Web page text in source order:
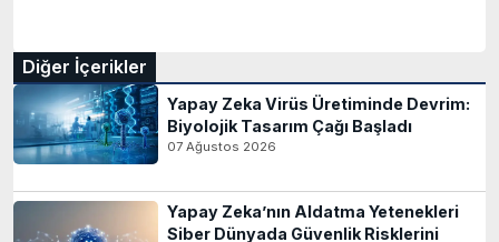
Diğer İçerikler
Yapay Zeka Virüs Üretiminde Devrim:
Biyolojik Tasarım Çağı Başladı
07 Ağustos 2026
Yapay Zeka’nın Aldatma Yetenekleri
Siber Dünyada Güvenlik Risklerini